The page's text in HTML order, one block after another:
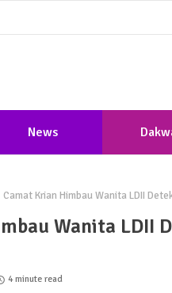
News
Camat Krian Himbau Wanita LDII
Wanita LDII
4 minute read